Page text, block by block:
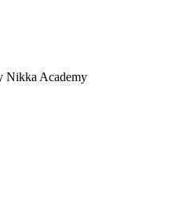
Nikka Academy